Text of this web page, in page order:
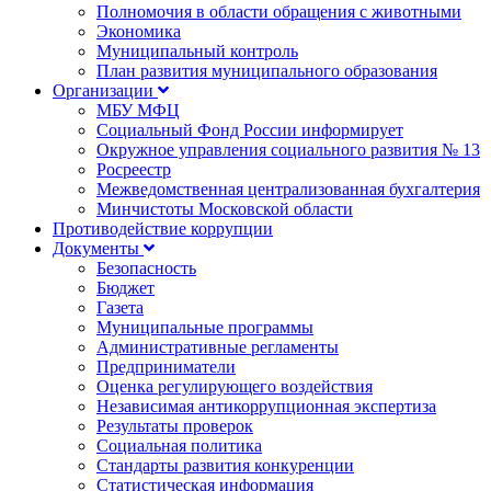
Полномочия в области обращения с животными
Экономика
Муниципальный контроль
План развития муниципального образования
Организации
МБУ МФЦ
Социальный Фонд России информирует
Окружное управления социального развития № 13
Росреестр
Межведомственная централизованная бухгалтерия
Минчистоты Московской области
Противодействие коррупции
Документы
Безопасность
Бюджет
Газета
Муниципальные программы
Административные регламенты
Предприниматели
Оценка регулирующего воздействия
Независимая антикоррупционная экспертиза
Результаты проверок
Социальная политика
Стандарты развития конкуренции
Статистическая информация